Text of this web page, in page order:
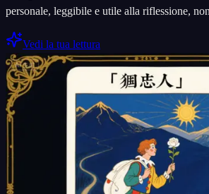
personale, leggibile e utile alla riflessione,
Vedi la tua lettura